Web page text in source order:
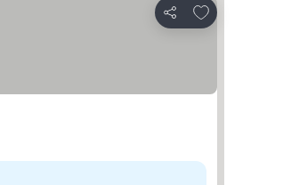
Compartir
Agregar a